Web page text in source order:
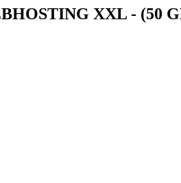
XXL - (50